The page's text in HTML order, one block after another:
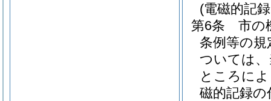
(電磁的記
第6条
市の
条例等の
ついては
ところに
磁的記録